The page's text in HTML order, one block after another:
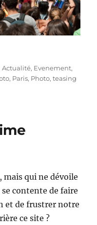
Catégories
Actualité, Evenement,
, Paris, Photo,teasing
qui ne dévoile
se contente de faire
et de frustrer notre
ce site ?